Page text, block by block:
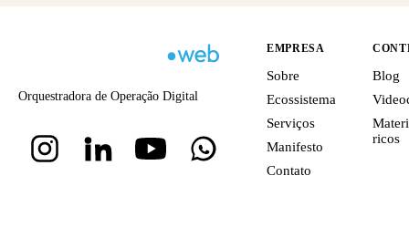
Orquestradora de Operação Digital
EMPRESA
Sobre
Ecossistema
Serviços
Manifesto
Contato
Blog
ricos